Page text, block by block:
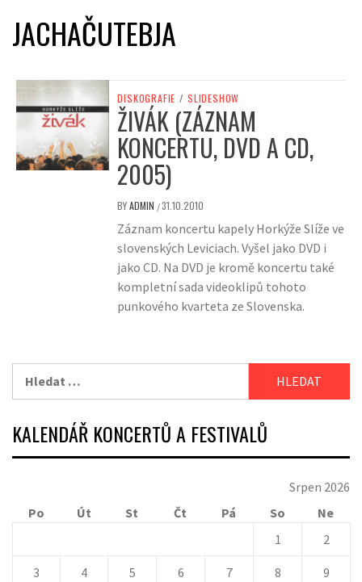
JACHAČUTEBJA
DISKOGRAFIE / SLIDESHOW
ŽIVÁK (ZÁZNAM
KONCERTU, DVD A CD,
2005)
BYADMIN /31.10.2010
Záznam koncertu kapely Horkýže Slíže ve
slovenských Leviciach. Vyšel jako DVD i
jako CD. Na DVD je kromě koncertu také
kompletní sada videoklipů tohoto
punkového kvarteta ze Slovenska.
KALENDÁŘ KONCERTŮ A FESTIVALŮ
Srpen 2026
Po
Út St Čt Pá So
Ne
1
2
3 4 5 6 7 8 9